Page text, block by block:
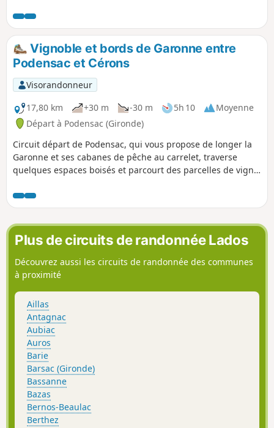
Vignoble et bords de Garonne entre
Podensac et Cérons
Visorandonneur
17,80 km
+30 m -30 m 5h 10
Moyenne
Départ à Podensac (Gironde)
Circuit départ de Podensac, qui vous propose de longer la
Garonne et ses cabanes de pêche au carrelet, traverse
quelques espaces boisés et parcourt des parcelles de vigne.
municipal de Chavat, construit au début du 20e siècle par
un industriel. Il comporte des copies de statues antiques, et
il a été classé jardin remarquable. Le château d'eau qui
alimentait le domaine a été la première œuvre construite en
France par Le Corbusier.
Plus de circuits de randonnée Lados
Découvrez aussi les circuits de randonnée des communes
à proximité
Aillas
Antagnac
Aubiac
Auros
Barie
Barsac (Gironde)
Bassanne
Bazas
Bernos-Beaulac
Berthez